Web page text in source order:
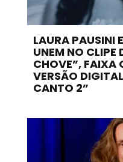
LAURA PAUSINI
UNEM NO CLIPE
CHOVE”, FAIXA
VERSÃO
CANTO 2”